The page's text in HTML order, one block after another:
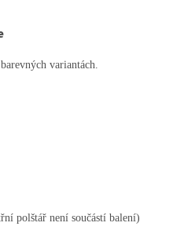
variantách.
polštář není součástí balení)